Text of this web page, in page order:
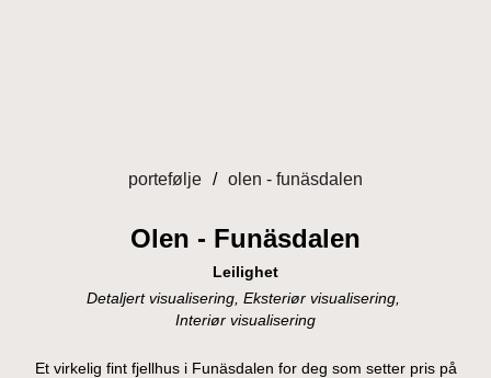
portefølje olen - funäsdalen
Olen - Funäsdalen
Leilighet
Detaljert visualisering Eksteriør visualisering
Interiør visualisering
Et virkelig fint fjellhus i Funäsdalen for deg som setter pris på